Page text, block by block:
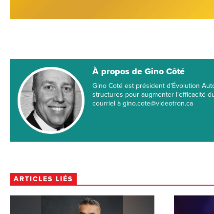
À propos de Gino Côté
Gino Coté est président d'Évolution
structures pour augmenter l'efficacité
courriel à gino.cote@videotron.ca
ARTICLES LIÉS